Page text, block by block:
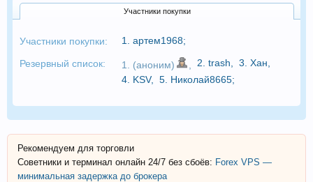
Участники покупки
Участники покупки: 1. артем1968;
Резервный список: 1. (аноним) 2. trash 3. Хан
4. KSV, 5. Николай8665;
Рекомендуем для торговли
Советники и терминал онлайн 24/7 без сбоёв: Forex VPS —
минимальная задержка до брокера